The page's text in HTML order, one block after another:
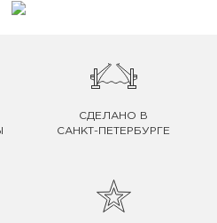
СДЕЛАНО В
САНКТ-ПЕТЕРБУРГЕ